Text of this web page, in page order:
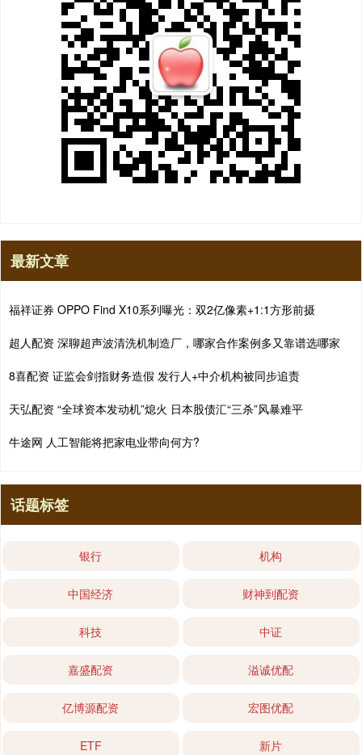
最新文章
福祥证券 OPPO Find X10系列曝光：双2亿像素+1:1方形前摄
超人配资 深聊超声波清洗机制造厂，哪家合作案例多又靠谱选哪家
8喜配资 证监会剑指财务造假 发行人+中介机构被同步追责
天弘配资 “全球资本发动机”熄火 日本股债汇“三杀”风暴难平
牛途网 人工智能将把家电业带向何方?
话题标签
银行 机构
中国经济 财神到配资
科技 中证
嘉盛配资 溢诚优配
亿博源配资 宏图优配
ETF 新片